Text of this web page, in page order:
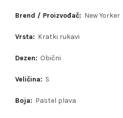
Brend / Proizvođač: New Yorker
Vrsta: Kratki rukavi
Dezen: Obični
Veličina: S
Boja: Pastel plava